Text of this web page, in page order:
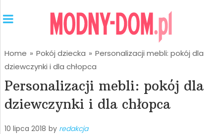
Home » Pokój dziecka » Personalizacji mebli: pokój dla
dziewczynki i dla chłopca
Personalizacji mebli: pokój dla
dziewczynki i dla chłopca
10 lipca 2018 by redakcja